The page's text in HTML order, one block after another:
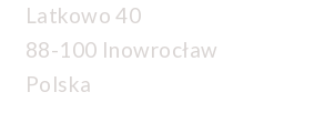
Latkowo 40
88-100 Inowrocław
Polska